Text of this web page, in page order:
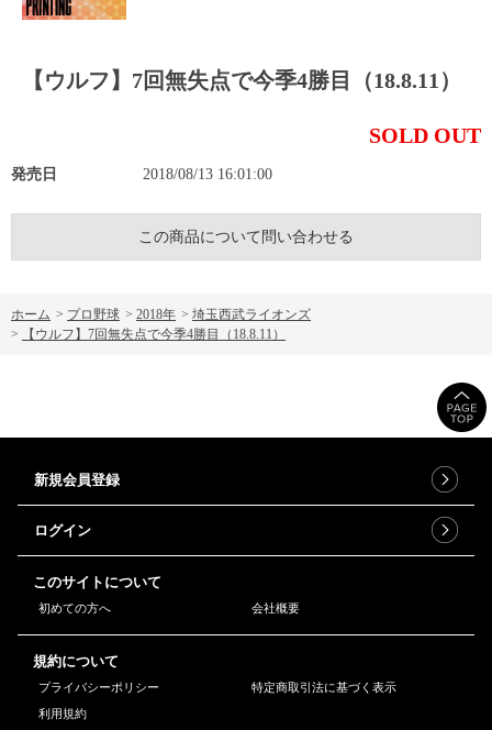
【ウルフ】7回無失点で今季4勝目（18.8.11）
SOLD OUT
発売日 2018/08/13 16:01:00
この商品について問い合わせる
ホーム > プロ野球 > 2018年 > 埼玉西武ライオンズ
>
【ウルフ】7回無失点で今季4勝目（18.8.11）
新規会員登録
ログイン
このサイトについて
初めての方へ 会社概要
規約について
プライバシーポリシー
特定商取引法に基づく表示
利用規約